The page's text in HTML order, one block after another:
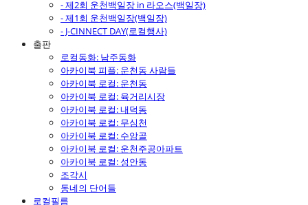
- 제2회 운천백일장 in 라오스(백일장)
- 제1회 운천백일장(백일장)
- J-CINNECT DAY(로컬행사)
출판
로컬동화: 남주동화
아카이북 피플: 운천동 사람들
아카이북 로컬: 운천동
아카이북 로컬: 육거리시장
아카이북 로컬: 내덕동
아카이북 로컬: 무심천
아카이북 로컬: 수암골
아카이북 로컬: 운천주공아파트
아카이북 로컬: 성안동
조각시
동네의 단어들
로컬필름